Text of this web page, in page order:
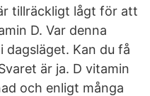
tillräckligt lågt för att
D. Var denna
dagsläget. Kan du få
är ja. D vitamin
och enligt många